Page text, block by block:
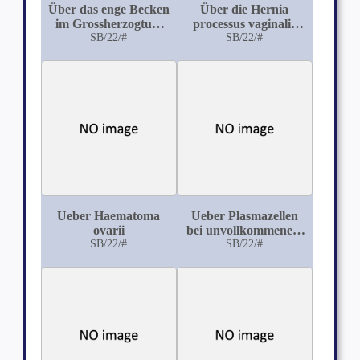
Über das enge Becken
im Grossherzogtum
Mecklenburg-
SB/22/#
Über die Hernia
processus vaginalis
encystica
SB/22/#
Ueber Haematoma
ovarii
SB/22/#
Ueber Plasmazellen
bei unvollkommenem
Abort
SB/22/#